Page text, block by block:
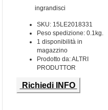
ingrandisci
SKU: 15LE2018331
Peso spedizione: 0.1kg.
1 disponibilità in
magazzino
Prodotto da: ALTRI
PRODUTTOR
Richiedi INFO